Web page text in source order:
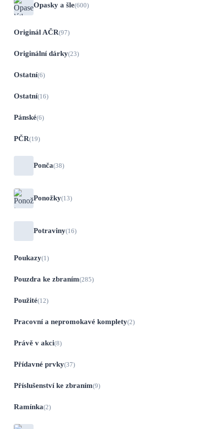
Opasky a šle(600)
Originál AČR(97)
Originální dárky(23)
Ostatní(6)
Ostatní(16)
Pánské(6)
PČR(19)
Ponča(38)
Ponožky(13)
Potraviny(16)
Poukazy(1)
Pouzdra ke zbraním(285)
Použité(12)
Pracovní a nepromokavé komplety(2)
Právě v akci(8)
Přídavné prvky(37)
Příslušenství ke zbraním(9)
Ramínka(2)